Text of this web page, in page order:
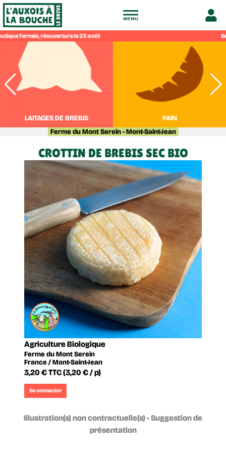
fermier
à
la
bouche
LAITAGES DE BREBIS
PAIN
Ferme du Mont Serein - Mont-Saint-Jean
CROTTIN DE BREBIS SEC BIO
Agriculture Biologique
Ferme du Mont Serein
France / Mont-Saint-Jean
3,20 €TTC(3,20 € / p)
Se connecter